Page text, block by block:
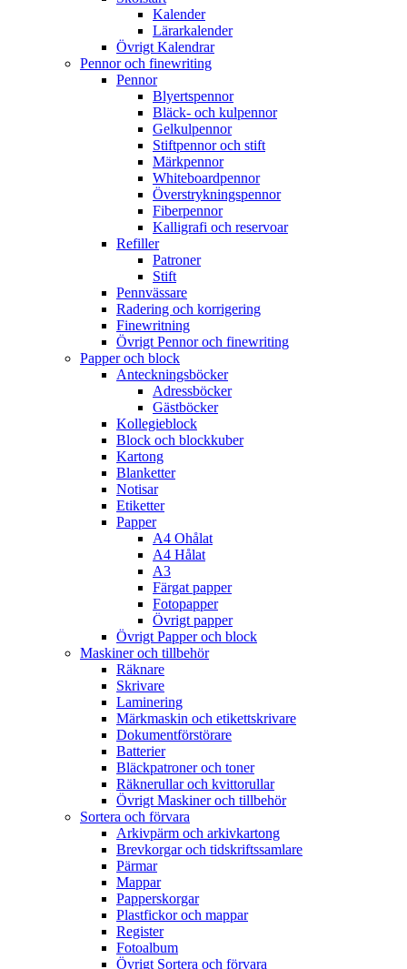
Kalender
Lärarkalender
Övrigt Kalendrar
Pennor och finewriting
Pennor
Blyertspennor
Bläck- och kulpennor
Gelkulpennor
Stiftpennor och stift
Märkpennor
Whiteboardpennor
Överstrykningspennor
Fiberpennor
Kalligrafi och reservoar
Refiller
Patroner
Stift
Pennvässare
Radering och korrigering
Finewritning
Övrigt Pennor och finewriting
Papper och block
Anteckningsböcker
Adressböcker
Gästböcker
Kollegieblock
Block och blockkuber
Kartong
Blanketter
Notisar
Etiketter
Papper
A4 Ohålat
A4 Hålat
A3
Färgat papper
Fotopapper
Övrigt papper
Övrigt Papper och block
Maskiner och tillbehör
Räknare
Skrivare
Laminering
Märkmaskin och etikettskrivare
Dokumentförstörare
Batterier
Bläckpatroner och toner
Räknerullar och kvittorullar
Övrigt Maskiner och tillbehör
Sortera och förvara
Arkivpärm och arkivkartong
Brevkorgar och tidskriftssamlare
Pärmar
Mappar
Papperskorgar
Plastfickor och mappar
Register
Fotoalbum
Övrigt Sortera och förvara